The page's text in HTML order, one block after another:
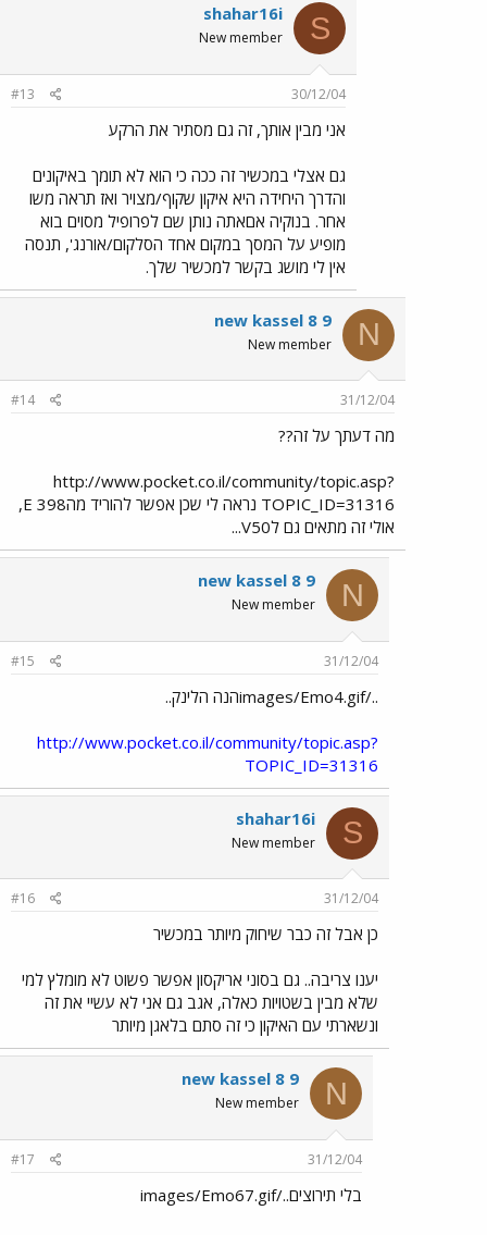
S
shahar16i
New member
30/12/04
#13
אני מבין אותך, זה גם מסתיר את הרקע
גם אצלי במכשיר זה ככה כי הוא לא תומך באיקונים
והדרך היחידה היא איקון שקוף/מצויר ואז תראה משו
אחר. בנוקיה אםאתה נותן שם לפרופיל מסוים בוא
מופיע על המסך במקום אחד הסלקום/אורנג', תנסה
אין לי מושג בקשר למכשיר שלך.
N
new kassel 8 9
New member
31/12/04
#14
מה דעתך על זה??
http://www.pocket.co.il/community/topic.asp?
TOPIC_ID=31316 נראה לי שכן אפשר להוריד מהE 398,
אולי זה מתאים גם לV50...
N
new kassel 8 9
New member
31/12/04
#15
../images/Emo4.gifהנה הלינק..
http://www.pocket.co.il/community/topic.asp?
TOPIC_ID=31316
S
shahar16i
New member
31/12/04
#16
כן אבל זה כבר שיחוק מיותר במכשיר
יענו צריבה.. גם בסוני אריקסון אפשר פשוט לא מומלץ למי
שלא מבין בשטויות כאלה, אגב גם אני לא עשיי את זה
ונשארתי עם האיקון כי זה סתם בלאגן מיותר
N
new kassel 8 9
New member
31/12/04
#17
בלי תירוצים../images/Emo67.gif